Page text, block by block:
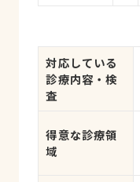
対応している
診療内容・検
査
得意な診療領
域